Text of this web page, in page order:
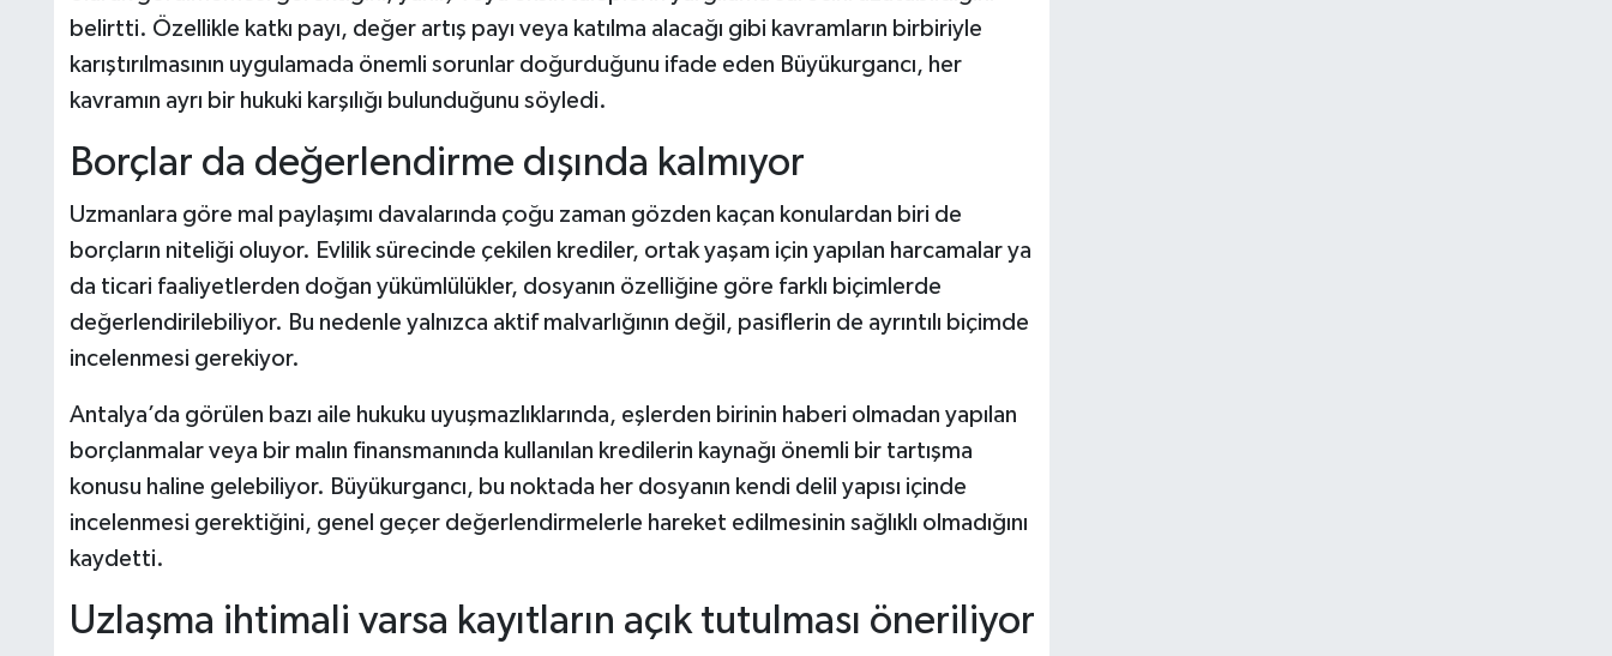
belirtti. Özellikle katkı payı, değer artış payı veya katılma alacağı gibi kavramların birbiriyle
karıştırılmasının uygulamada önemli sorunlar doğurduğunu ifade eden Büyükurgancı, her
kavramın ayrı bir hukuki karşılığı bulunduğunu söyledi.
Borçlar da değerlendirme dışında kalmıyor
Uzmanlara göre mal paylaşımı davalarında çoğu zaman gözden kaçan konulardan biri de
borçların niteliği oluyor. Evlilik sürecinde çekilen krediler, ortak yaşam için yapılan harcamalar ya
da ticari faaliyetlerden doğan yükümlülükler, dosyanın özelliğine göre farklı biçimlerde
değerlendirilebiliyor. Bu nedenle yalnızca aktif malvarlığının değil, pasiflerin de ayrıntılı biçimde
incelenmesi gerekiyor.
Antalya’da görülen bazı aile hukuku uyuşmazlıklarında, eşlerden birinin haberi olmadan yapılan
borçlanmalar veya bir malın finansmanında kullanılan kredilerin kaynağı önemli bir tartışma
konusu haline gelebiliyor. Büyükurgancı, bu noktada her dosyanın kendi delil yapısı içinde
incelenmesi gerektiğini, genel geçer değerlendirmelerle hareket edilmesinin sağlıklı olmadığını
kaydetti.
Uzlaşma ihtimali varsa kayıtların açık tutulması öneriliyor